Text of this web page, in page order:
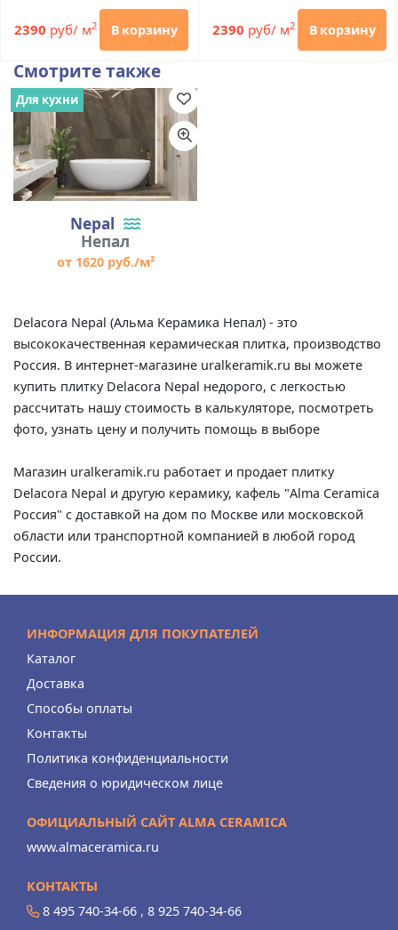
2390 руб/ м2 В корзину 2390 руб/ м2 В корзину
Смотрите также
Nepal
Непал
от 1620 руб./м²
Для кухни
Delacora Nepal (Альма Керамика Непал) - это
высококачественная керамическая плитка, производство
Россия. В интернет-магазине uralkeramik.ru вы можете
купить плитку Delacora Nepal недорого, с легкостью
рассчитать нашу стоимость в калькуляторе, посмотреть
фото, узнать цену и получить помощь в выборе
Магазин uralkeramik.ru работает и продает плитку
Delacora Nepal и другую керамику, кафель "Alma Ceramica
Россия" с доставкой на дом по Москве или московской
области или транспортной компанией в любой город
России.
ИНФОРМАЦИЯ ДЛЯ ПОКУПАТЕЛЕЙ
Каталог
Доставка
Способы оплаты
Контакты
Политика конфиденциальности
Сведения о юридическом лице
ОФИЦИАЛЬНЫЙ САЙТ ALMA CERAMICA
www.almaceramica.ru
КОНТАКТЫ
8 495 740-34-66 , 8 925 740-34-66